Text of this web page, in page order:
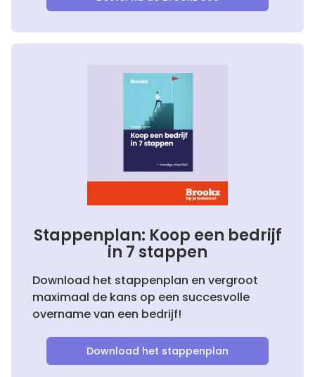
Stappenplan: Koop een bedrijf
in 7 stappen
Download het stappenplan en vergroot
maximaal de kans op een succesvolle
overname van een bedrijf!
Download het stappenplan